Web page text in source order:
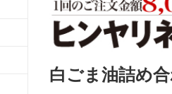
白ごま油詰め